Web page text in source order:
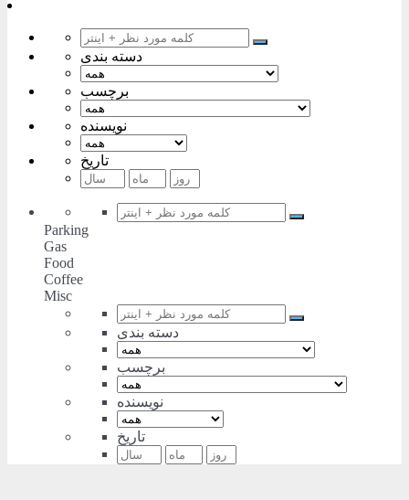
دسته بندی
برچسب
نویسنده
تاریخ
Parking
Gas
Food
Coffee
Misc
دسته بندی
برچسب
نویسنده
تاریخ